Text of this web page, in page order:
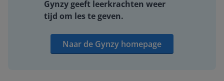
Gynzy geeft leerkrachten weer
tijd om les te geven.
Naar de Gynzy homepage